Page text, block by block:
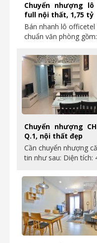
Chuyển nhượng
full nội thất, 1,75 tỷ
Bán nhanh lô
chuẩn văn phòng
Chuyển nhượng
Q.1, nội thất đẹp
Cần chuyển nhượng
tin như sau: Diện